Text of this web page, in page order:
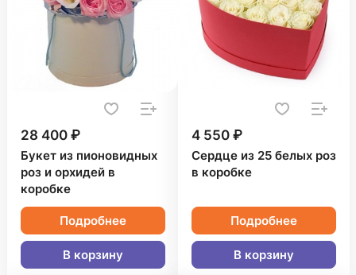
28 400 ₽
Букет из пионовидных
роз и орхидей в
коробке
Подробнее
В корзину
4 550 ₽
Сердце из 25 белых роз
в коробке
Подробнее
В корзину